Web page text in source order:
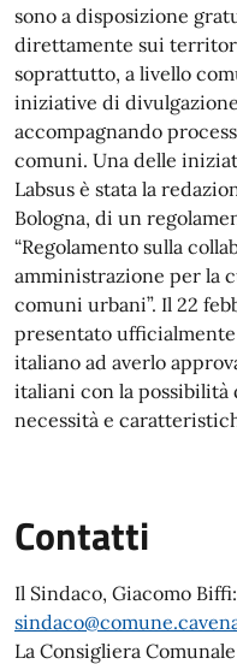
sono a disposizione
direttamente sui
soprattutto, a livello
iniziative di
accompagnando
comuni. Una delle
Labsus è stata la
Bologna, di un
“Regolamento sulla
amministrazione per la
comuni urbani”. Il 22
presentato
italiano ad averlo
italiani con la
necessità e
Contatti
Il Sindaco, Giacomo Biffi:
La Consigliera